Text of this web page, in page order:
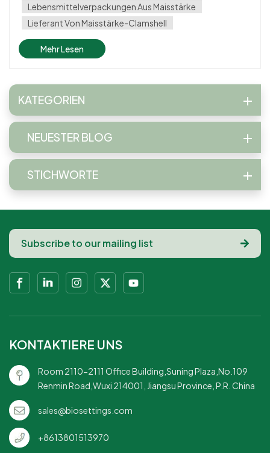
Lebensmittelverpackungen Aus Maisstärke
Lieferant Von Maisstärke-Clamshell
Mehr Lesen
KATEGORIEN
NEUESTER BLOG
STICHWORTE
KONTAKTIERE UNS
Room 2110-2111 Office Building,Suning Plaza,No.109
Renmin Road,Wuxi 214001, Jiangsu Province, P.R. China
sales@biosettings.com
+8613801513970